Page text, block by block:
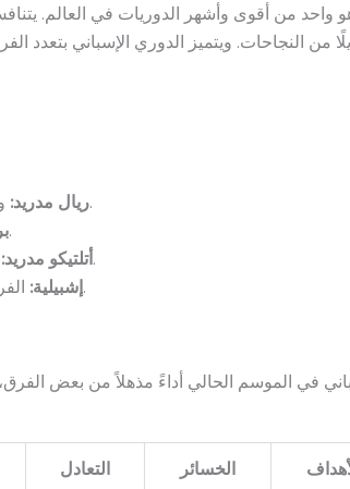
واحد من أقوى وأشهر الدوريات في العالم.
من النجاحات. ويتميز الدوري الإسباني بتعدد
ريال مدريد:واحد من أكبر الأندية في العالم ويملك العديد من البطولات المحلية والدولية.
نادي ذو تاريخ عريق، ويعد من أبرز المنافسين في الدوري الإسباني.
أتلتيكو مدريد:الفريق الذي دائماً ما ينافس بقوة في الدوري الإسباني على المراكز الأولى.
إشبيلية:الفريق الذي يتمتع بالقوة في المباريات الكبيرة ويحقق نتائج مميزة في الدوري.
في الموسم الحالي أداءً مذهلاً من بعض
التعادل الخسائر